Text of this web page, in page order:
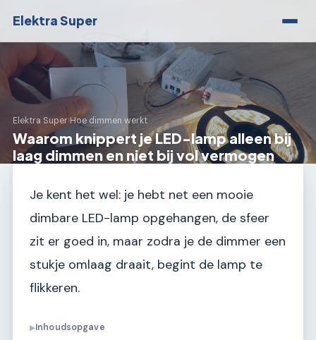
Elektra Super
Elektra Super›Hoe dimmen werkt
Waarom knippert je LED-lamp alleen bij
laag dimmen en niet bij vol vermogen
Je kent het wel: je hebt net een mooie
dimbare LED-lamp opgehangen, de sfeer
zit er goed in, maar zodra je de dimmer een
stukje omlaag draait, begint de lamp te
flikkeren.
▶Inhoudsopgave